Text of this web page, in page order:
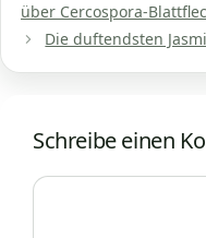
über Cercospora-
Die duftendsten
Schreibe einen
Kommentar